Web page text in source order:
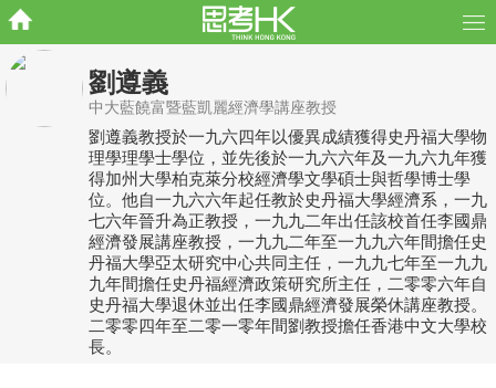
劉遵義
中大藍饒富暨藍凱麗經濟學講座教授
劉遵義教授於一九六四年以優異成績獲得史丹福大學物
理學理學士學位，並先後於一九六六年及一九六九年獲
得加州大學柏克萊分校經濟學文學碩士與哲學博士學
位。他自一九六六年起任教於史丹福大學經濟系，一九
七六年晉升為正教授，一九九二年出任該校首任李國鼎
經濟發展講座教授，一九九二年至一九九六年間擔任史
丹福大學亞太研究中心共同主任，一九九七年至一九九
九年間擔任史丹福經濟政策研究所主任，二零零六年自
史丹福大學退休並出任李國鼎經濟發展榮休講座教授。
二零零四年至二零一零年間劉教授擔任香港中文大學校
長。